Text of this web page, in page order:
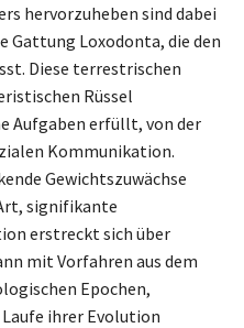
hervorzuheben sind dabei
Gattung Loxodonta, die den
Diese terrestrischen
Rüssel
Aufgaben erfüllt, von der
Kommunikation.
Gewichtszuwächse
signifikante
erstreckt sich über
mit Vorfahren aus dem
Epochen,
ihrer Evolution